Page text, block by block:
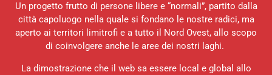
Un progetto frutto di persone libere e “normali”, partito dalla
città capoluogo nella quale si fondano le nostre radici, ma
aperto ai territori limitrofi e a tutto il Nord Ovest, allo scopo
di coinvolgere anche le aree dei nostri laghi.
La dimostrazione che il web sa essere local e global allo